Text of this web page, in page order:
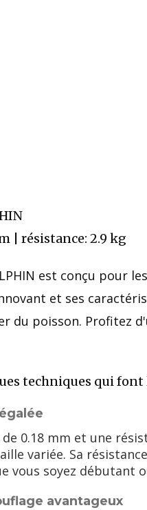
| résistance: 2.9 kg
est conçu pour
et ses
du poisson. Profitez
techniques qui
0.18 mm et une
variée. Sa
vous soyez débutant
avantageux